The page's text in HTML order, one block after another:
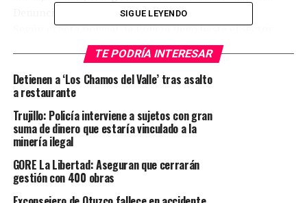
Según el acta policial, la Policía llegó hasta el sector
Concepción, al costado de la minera Doña Julia S.A.C,
encontrando entre las plantaciones de eucalipto el
poste tirado que había sido cortado desde su base,
cables y la caja de energía de la cámara de seguridad
valorizada en 3 mil dólares.
El abogado de la empresa minera Summa Gold
Corporation acudió al Departamento de Investigación
Criminal de Huamachuco para denunciar a mineros
ilegales y responsabilizó a Jorge Espejo Moreno como
autor intelectual del hecho ante la evidente intención
SIGUE LEYENDO
TE PODRÍA INTERESAR
Detienen a ‘Los Chamos del Valle’ tras asalto
a restaurante
Trujillo: Policía interviene a sujetos con gran
suma de dinero que estaría vinculado a la
minería ilegal
GORE La Libertad: Aseguran que cerrarán
gestión con 400 obras